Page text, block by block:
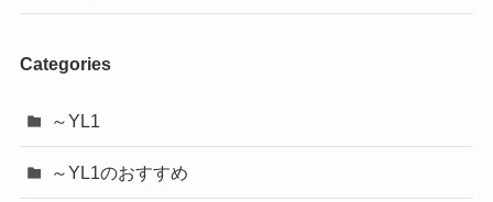
Categories
～YL1
～YL1のおすすめ